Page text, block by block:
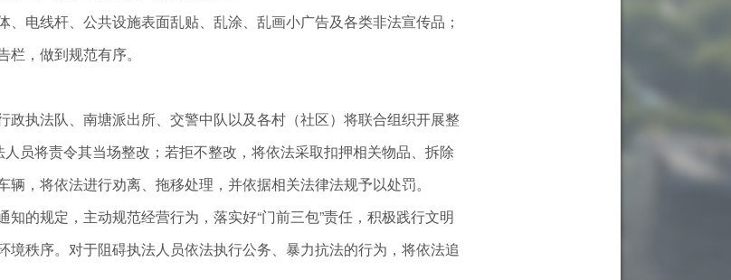
电线杆、公共设施表面乱贴、乱涂、乱画小广告及各类非法宣传品；
，做到规范有序。
执法队、南塘派出所、交警中队以及各村（社区）将联合组织开展整
人员将责令其当场整改；若拒不整改，将依法采取扣押相关物品、拆除
，将依法进行劝离、拖移处理，并依据相关法律法规予以处罚。
的规定，主动规范经营行为，落实好“门前三包”责任，积极践行文明
境秩序。对于阻碍执法人员依法执行公务、暴力抗法的行为，将依法追